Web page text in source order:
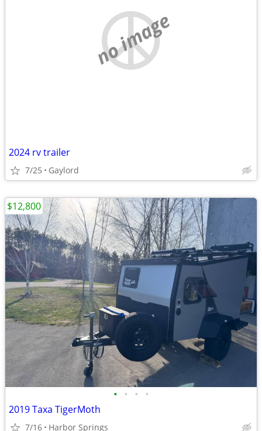
no image
2024 rv trailer
7/25 Gaylord
• • • •
2019 Taxa TigerMoth
7/16 Harbor Springs
$12,800